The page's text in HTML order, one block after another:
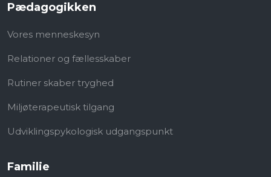
Pædagogikken
Vores menneskesyn
Relationer og fællesskaber
Rutiner skaber tryghed
Miljøterapeutisk tilgang
Udviklingspykologisk​ udgangspunkt
Familie